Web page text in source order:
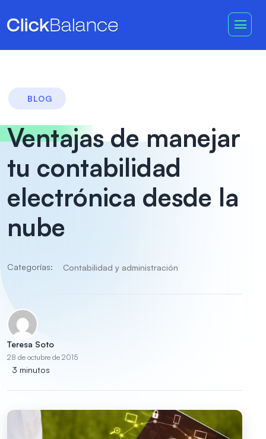
BLOG
Ventajas de manejar
tu contabilidad
electrónica desde la
nube
Categorías: Contabilidad y administración
Teresa Soto
28 de octubre de 2015
3 minutos